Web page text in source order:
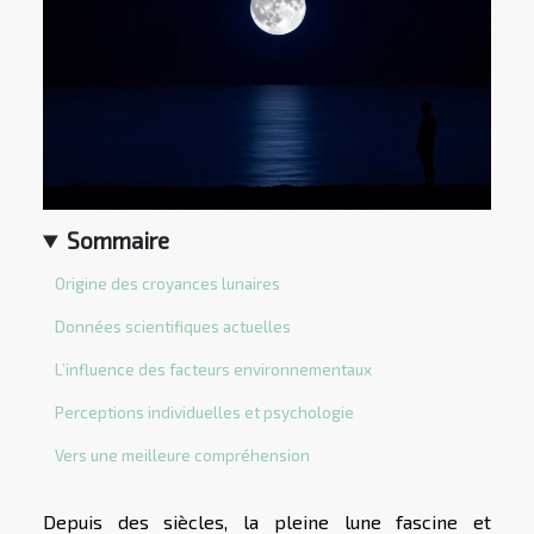
Sommaire
Origine des croyances lunaires
Données scientifiques actuelles
L’influence des facteurs environnementaux
Perceptions individuelles et psychologie
Vers une meilleure compréhension
Depuis des siècles, la pleine lune fascine et